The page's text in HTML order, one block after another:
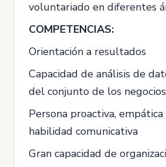
voluntariado en diferentes
COMPETENCIAS:
Orientación a resultados
Capacidad de análisis de
del conjunto de los
Persona proactiva, empática
habilidad comunicativa
Gran capacidad de